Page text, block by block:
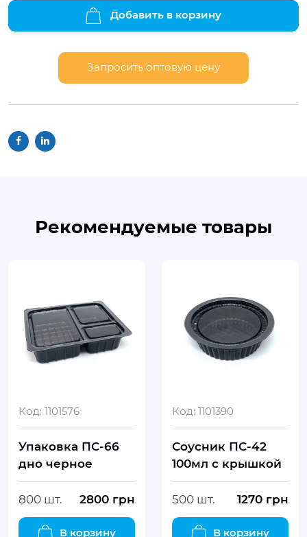
Добавить в корзину
Запросить оптовую цену
Рекомендуемые товары
Код: 1101576
Упаковка ПС-66
дно черное
800 шт. 2800 грн
В корзину
Код: 1101390
Соусник ПС-42
100мл с крышкой
500 шт. 1270 грн
В корзину